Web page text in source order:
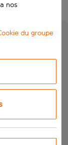
nos
du groupe